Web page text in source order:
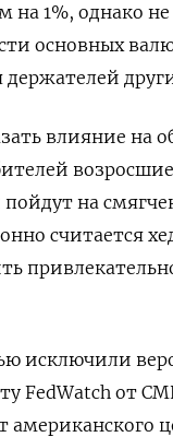
1%, однако
основных
влияние на
на
считается
исключили
​FedWatch от